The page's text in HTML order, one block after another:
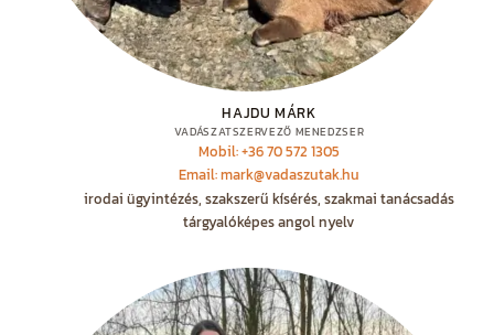
HAJDU MÁRK
VADÁSZATSZERVEZŐ MENEDZSER
Mobil: +36 70 572 1305
Email: mark@vadaszutak.hu
irodai ügyintézés, szakszerű kísérés, szakmai tanácsadás
tárgyalóképes angol nyelv